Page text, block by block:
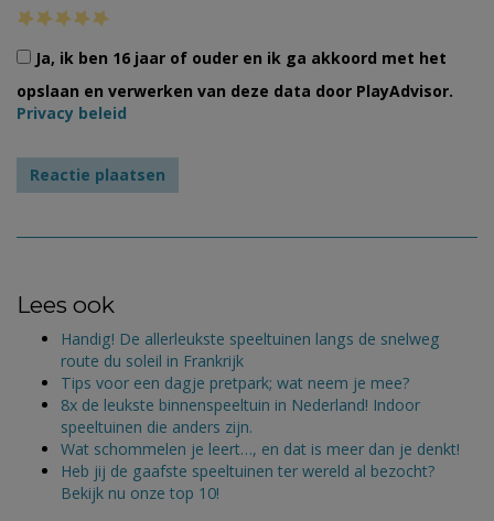
Ja, ik ben 16 jaar of ouder en ik ga akkoord met het
opslaan en verwerken van deze data door PlayAdvisor.
Privacy beleid
Lees ook
Handig! De allerleukste speeltuinen langs de snelweg
route du soleil in Frankrijk
Tips voor een dagje pretpark; wat neem je mee?
8x de leukste binnenspeeltuin in Nederland! Indoor
speeltuinen die anders zijn.
Wat schommelen je leert…, en dat is meer dan je denkt!
Heb jij de gaafste speeltuinen ter wereld al bezocht?
Bekijk nu onze top 10!